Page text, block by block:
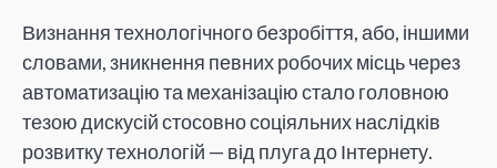
Визнання технологічного безробіття, або, іншими
словами, зникнення певних робочих місць через
автоматизацію та механізацію стало головною
тезою дискусій стосовно соціяльних наслідків
розвитку технологій — від плуга до Інтернету.